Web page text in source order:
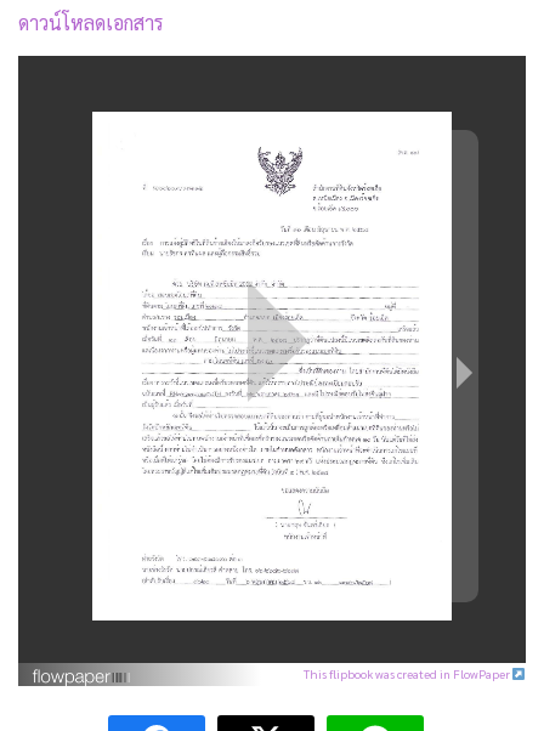
ดาวน์โหลดเอกสาร
This flipbook was created in FlowPaper